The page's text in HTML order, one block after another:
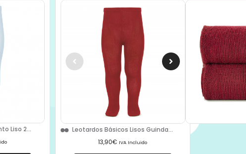
Liso 2...
Leotardos Básicos Lisos Guinda...
13,90€ IVA Incluido